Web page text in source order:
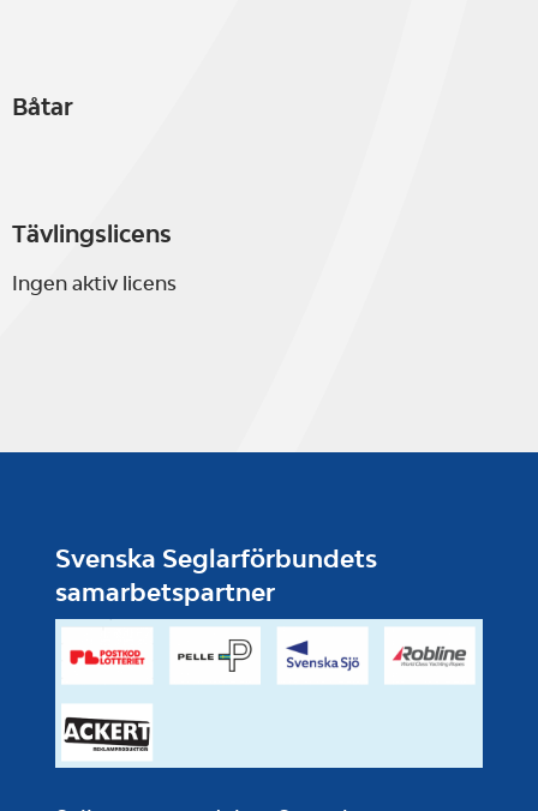
Båtar
Tävlingslicens
Ingen aktiv licens
Svenska Seglarförbundets
samarbetspartner